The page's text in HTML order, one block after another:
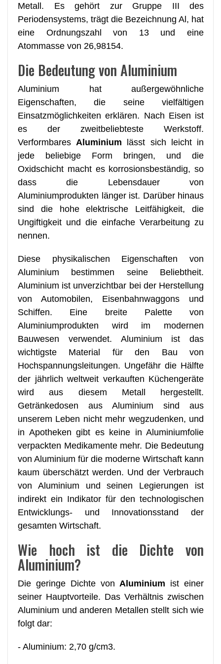
Metall. Es gehört zur Gruppe III des
Periodensystems, trägt die Bezeichnung Al, hat
eine Ordnungszahl von 13 und eine
Atommasse von 26,98154.
Die Bedeutung von Aluminium
Aluminium hat außergewöhnliche
Eigenschaften, die seine vielfältigen
Einsatzmöglichkeiten erklären. Nach Eisen ist
es der zweitbeliebteste Werkstoff.
Verformbares Aluminium lässt sich leicht in
jede beliebige Form bringen, und die
Oxidschicht macht es korrosionsbeständig, so
dass die Lebensdauer von
Aluminiumprodukten länger ist. Darüber hinaus
sind die hohe elektrische Leitfähigkeit, die
Ungiftigkeit und die einfache Verarbeitung zu
nennen.
Diese physikalischen Eigenschaften von
Aluminium bestimmen seine Beliebtheit.
Aluminium ist unverzichtbar bei der Herstellung
von Automobilen, Eisenbahnwaggons und
Schiffen. Eine breite Palette von
Aluminiumprodukten wird im modernen
Bauwesen verwendet. Aluminium ist das
wichtigste Material für den Bau von
Hochspannungsleitungen. Ungefähr die Hälfte
der jährlich weltweit verkauften Küchengeräte
wird aus diesem Metall hergestellt.
Getränkedosen aus Aluminium sind aus
unserem Leben nicht mehr wegzudenken, und
in Apotheken gibt es keine in Aluminiumfolie
verpackten Medikamente mehr. Die Bedeutung
von Aluminium für die moderne Wirtschaft kann
kaum überschätzt werden. Und der Verbrauch
von Aluminium und seinen Legierungen ist
indirekt ein Indikator für den technologischen
Entwicklungs- und Innovationsstand der
gesamten Wirtschaft.
Wie hoch ist die Dichte von
Aluminium?
Die geringe Dichte von Aluminium ist einer
seiner Hauptvorteile. Das Verhältnis zwischen
Aluminium und anderen Metallen stellt sich wie
folgt dar:
- Aluminium: 2,70 g/cm3.